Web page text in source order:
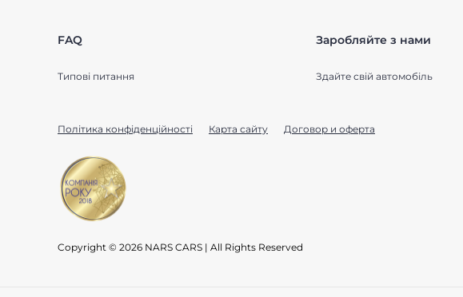
FAQ
Типові питання
Заробляйте з нами
Здайте свій автомобіль
Політика конфіденційності Карта сайту Договор и оферта
Copyright © 2026 NARS CARS | All Rights Reserved